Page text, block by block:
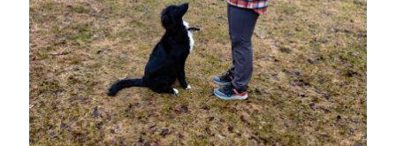
Personligt/Åsikter(161)
Resor(111)
Tävling(159)
Träningar(63)
Utrustning(47)